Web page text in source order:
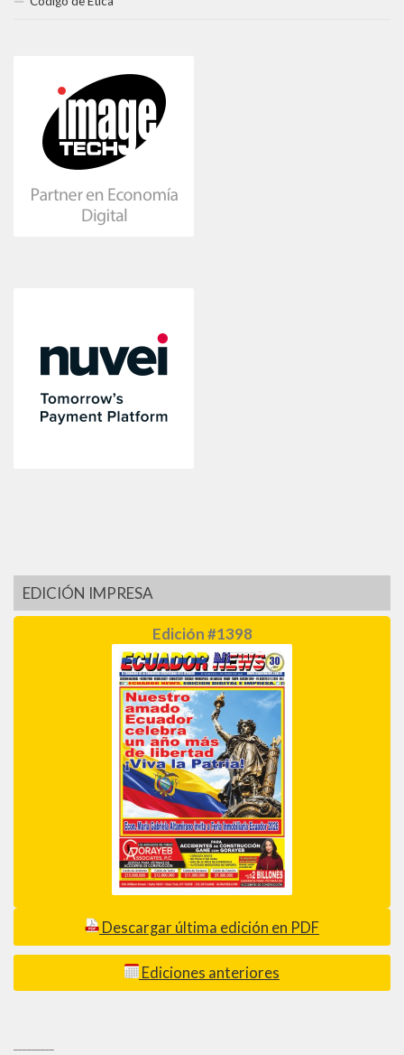
EDICIÓN IMPRESA
Edición #1398
Descargar última edición en PDF
Ediciones anteriores